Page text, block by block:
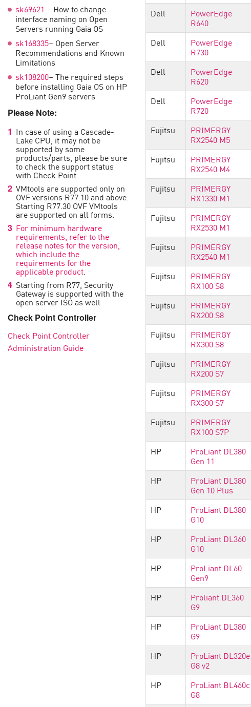
sk69621 – How to change
interface naming on Open
Servers running Gaia OS
sk168335– Open Server
Recommendations and Known
Limitations
sk108200– The required steps
before installing Gaia OS on HP
ProLiant Gen9 servers
Please Note:
In case of using a Cascade-
Lake CPU, it may not be
supported by some
products/parts, please be sure
to check the support status
with Check Point.
VMtools are supported only on
OVF versions R77.10 and above.
Starting R77.30 OVF VMtools
are supported on all forms.
For minimum hardware
requirements, refer to the
release notes for the version,
which include the
requirements for the
applicable product
Starting from R77, Security
Gateway is supported with the
open server ISO as well
Check Point Controller
Check Point Controller
Administration Guide
Dell
PowerEdge
R640
Dell
PowerEdge
R730
Dell
PowerEdge
R620
Dell
PowerEdge
R720
Fujitsu
PRIMERGY
RX2540 M5
Fujitsu
PRIMERGY
RX2540 M4
Fujitsu
PRIMERGY
RX1330 M1
Fujitsu
PRIMERGY
RX2530 M1
Fujitsu
PRIMERGY
RX2540 M1
Fujitsu
PRIMERGY
RX100 S8
Fujitsu
PRIMERGY
RX200 S8
Fujitsu
PRIMERGY
RX300 S8
Fujitsu
PRIMERGY
RX200 S7
Fujitsu
PRIMERGY
RX300 S7
Fujitsu
PRIMERGY
RX100 S7P
HP
ProLiant DL380
Gen 11
HP ProLiant DL380
Gen 10 Plus
HP ProLiant DL380
G10
HP
ProLiant DL360
G10
HP
ProLiant DL60
Gen9
HP
Proliant DL360
G9
HP
ProLiant DL380
G9
HP
ProLiant DL320e
G8 v2
HP
ProLiant BL460c
G8